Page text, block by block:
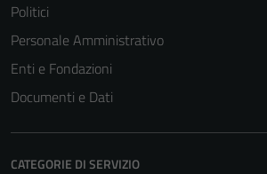
Politici
Personale Amministrativo
Enti e Fondazioni
Documenti e Dati
CATEGORIE DI SERVIZIO